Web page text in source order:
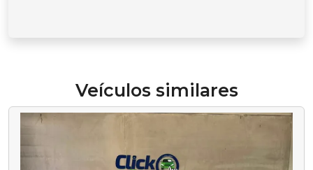
Veículos similares